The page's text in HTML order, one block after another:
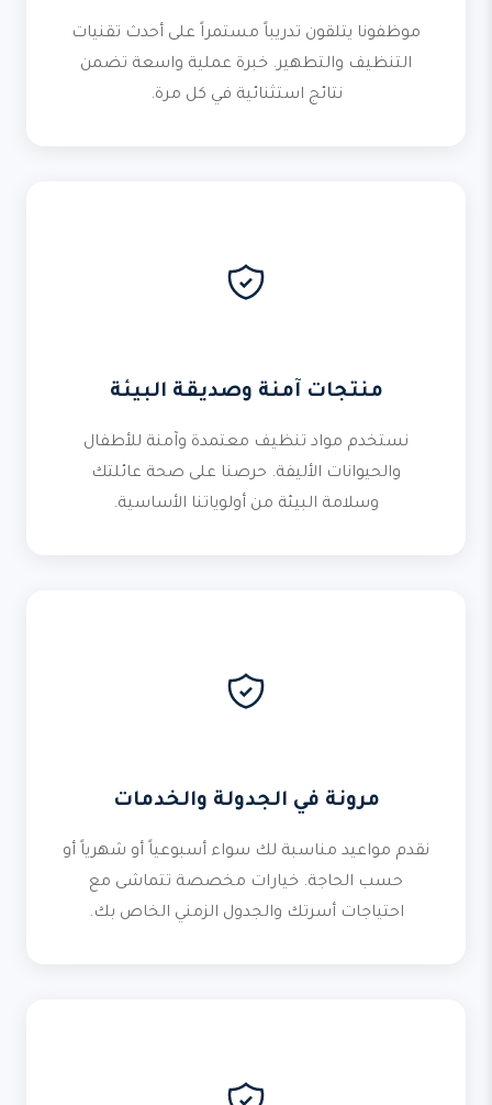
موظفونا يتلقون تدريباً مستمراً على أحدث تقنيات
التنظيف والتطهير. خبرة عملية واسعة تضمن
نتائج استثنائية في كل مرة.
منتجات آمنة وصديقة البيئة
نستخدم مواد تنظيف معتمدة وآمنة للأطفال
والحيوانات الأليفة. حرصنا على صحة عائلتك
وسلامة البيئة من أولوياتنا الأساسية.
مرونة في الجدولة والخدمات
نقدم مواعيد مناسبة لك سواء أسبوعياً أو شهرياً أو
حسب الحاجة. خيارات مخصصة تتماشى مع
احتياجات أسرتك والجدول الزمني الخاص بك.